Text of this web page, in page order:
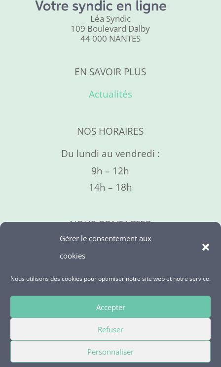
Gérer le consentement aux
cookies
Nous utilisons des cookies pour optimiser notre site web et notre service.
Accepter
Refuser
Personnaliser
Léa Syndic
109 Boulevard Dalby
44 000 NANTES
EN SAVOIR PLUS
Actualités
NOS HORAIRES
Du lundi au vendredi :
9h – 12h
14h – 18h
NOUS CONTACTER
09 73 06 01 95